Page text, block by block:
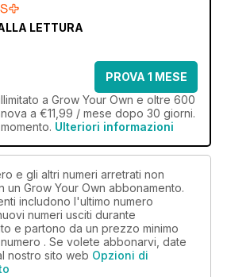
LETTURA
PROVA 1 MESE
a Grow Your Own e oltre 600
a €11,99 / mese dopo 30 giorni.
Ulteriori informazioni
e gli altri numeri arretrati non
un Grow Your Own abbonamento.
includono l'ultimo numero
numeri usciti durante
e partono da un prezzo minimo
. Se volete abbonarvi, date
nostro sito web Opzioni di